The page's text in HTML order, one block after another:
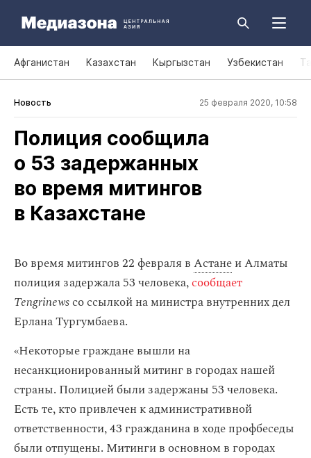
Афганистан Казахстан Кыргызстан Узбекистан
Новость 25 февраля 2020, 10:58
Полиция сообщила
о 53 задержанных
во время митингов
в Казахстане
​Во время митингов 22 февраля вАстанеи Алматы
полиция задержала 53 человека,сообщает
Tengrinewsсо ссылкой на министра внутренних дел
Ерлана Тургумбаева.
«Некоторые граждане вышли на
несанкционированный митинг в городах нашей
страны. Полицией были задержаны 53 человека.
Есть те, кто привлечен к административной
ответственности, 43 гражданина в ходе профбеседы
были отпущены. Митинги в основном в городах